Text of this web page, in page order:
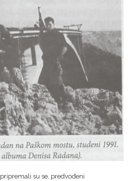
pripremali su se, predvođeni